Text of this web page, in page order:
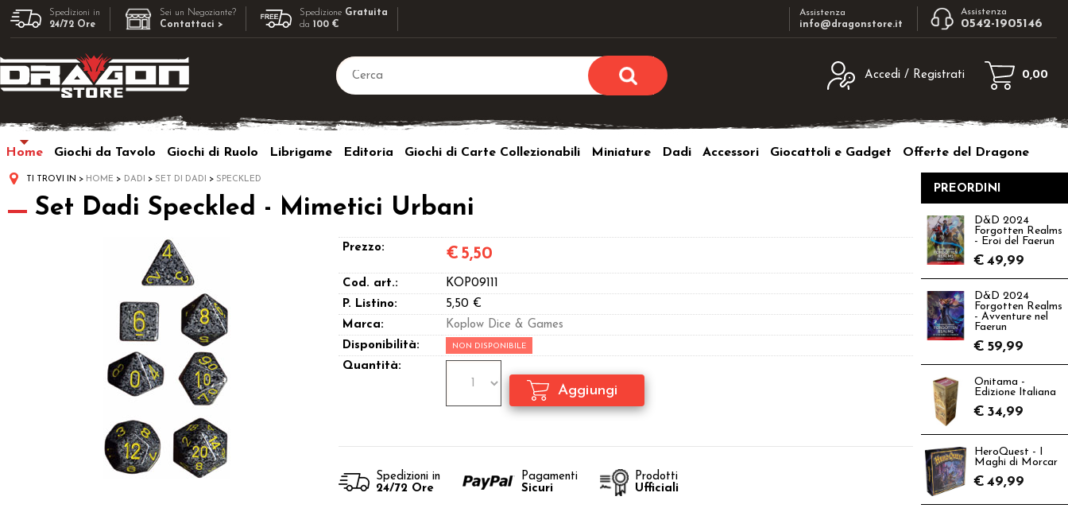
Spedizioni in
24/72 Ore
Sei un Negoziante?
Contattaci >
Spedizione Gratuita
da100 €
Assistenza
info@dragonstore.it
Assistenza
0542-1905146
Accedi / Registrati
utente e la password e poi clicca sul
Password:
sito clicca sul pulsante "Registrati"
0,00
Home Giochi da Tavolo Giochi di Ruolo Librigame Editoria Giochi di Carte Collezionabili Miniature Dadi Accessori Giocattoli e Gadget Offerte del Dragone
TI TROVI IN HOME DADI SET DI DADI SPECKLED
Set Dadi Speckled - Mimetici Urbani
Prezzo: € 5,50
Cod. art.:
KOP09111
P. Listino:
5,50 €
Marca:
Koplow Dice & Games
Disponibilità:
NON DISPONIBILE
Quantità:
Spedizioni in
24/72 Ore
Pagamenti
Sicuri
Prodotti
Ufficiali
PREORDINI
D&D 2024
Forgotten Realms
- Eroi del Faerun
€ 49,99
D&D 2024
Forgotten Realms
- Avventure nel
Faerun
€ 59,99
Onitama -
Edizione Italiana
€ 34,99
HeroQuest - I
Maghi di Morcar
€ 49,99